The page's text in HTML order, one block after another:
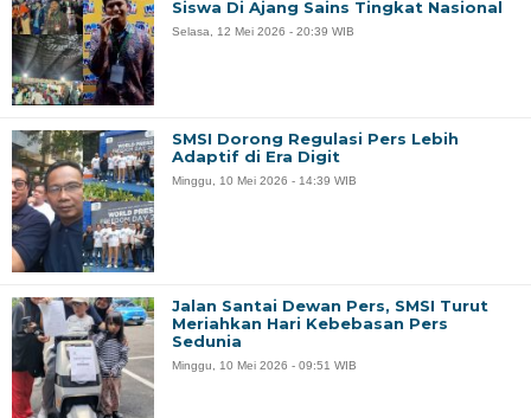
Siswa Di Ajang Sains Tingkat Nasional
Selasa, 12 Mei 2026 - 20:39 WIB
SMSI Dorong Regulasi Pers Lebih
Adaptif di Era Digit
Minggu, 10 Mei 2026 - 14:39 WIB
Jalan Santai Dewan Pers, SMSI Turut
Meriahkan Hari Kebebasan Pers
Sedunia
Minggu, 10 Mei 2026 - 09:51 WIB